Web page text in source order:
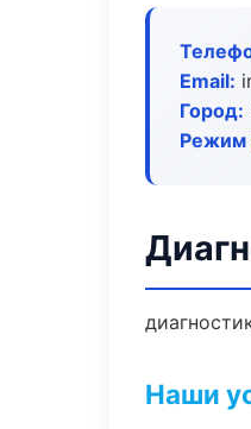
Email:
Город:
Режим
Наши